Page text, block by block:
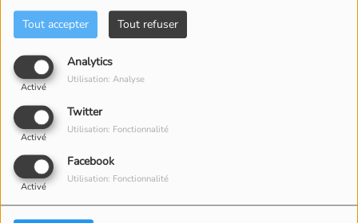
Tout accepter Tout refuser
Analytics
Activé
Utilisation: Analyse
Twitter
Activé
Utilisation: Fonctionnalité
Facebook
Activé
Utilisation: Fonctionnalité
ÉQUIPE